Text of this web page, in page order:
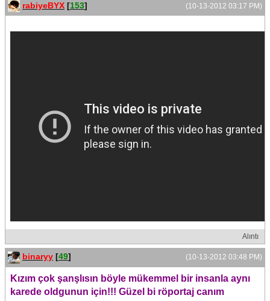
(10-13-2012 03:17 PM)
rabiyeBYX [153]
Alıntı
(10-13-2012 03:48 PM)
binaryy [49]
Kızım çok şanşlısın böyle mükemmel bir insanla aynı
karede oldgunun için!!! Güzel bi röportaj canım